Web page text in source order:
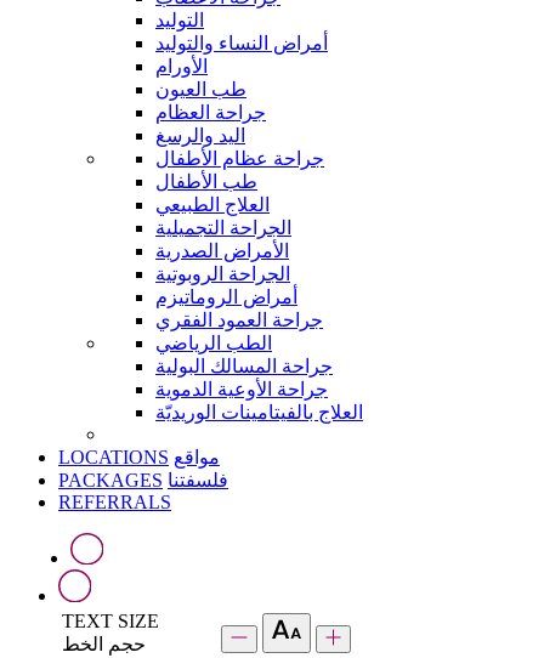
التوليد
أمراض النساء والتوليد
الأورام
طب العيون
جراحة العظام
اليد والرسغ
جراحة عظام الأطفال
طب الأطفال
العلاج الطبيعي
الجراحة التجميلية
الأمراض الصدرية
الجراحة الروبوتية
أمراض الروماتيزم
جراحة العمود الفقري
الطب الرياضي
جراحة المسالك البولية
جراحة الأوعية الدموية
العلاج بالفيتامينات الوريديّة
LOCATIONS مواقع
PACKAGES فلسفتنا
REFERRALS
TEXT SIZE
حجم الخط